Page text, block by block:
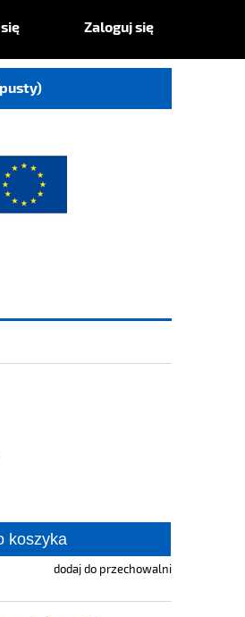
Zaloguj się
koszyka
dodaj do przechowalni